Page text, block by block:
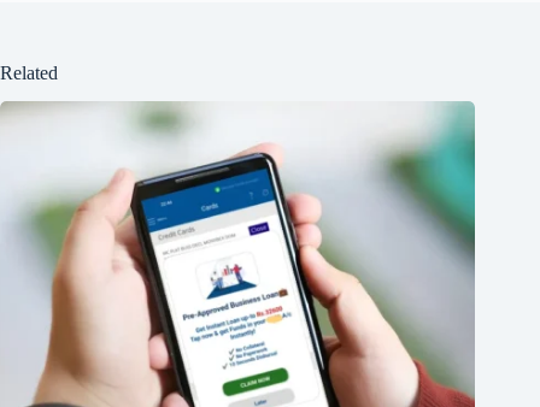
Related